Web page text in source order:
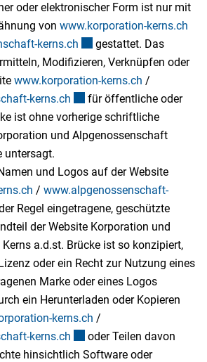
oder elektronischer Form ist nur mit
von www.korporation-kerns.ch
kerns.ch Externer Link wird in
gestattet. Das
Modifizieren, Verknüpfen oder
www.korporation-kerns.ch /
kerns.ch Externer Link wird in
für öffentliche oder
ist ohne vorherige schriftliche
und Alpgenossenschaft
untersagt.
und Logos auf der Website
/ www.alpgenossenschaft-
wird in einem neuen Fenster geöffnet.
Regel eingetragene, geschützte
der Website Korporation und
a.d.st. Brücke ist so konzipiert,
oder ein Recht zur Nutzung eines
Marke oder eines Logos
ein Herunterladen oder Kopieren
kerns.ch /
kerns.ch Externer Link wird in
oder Teilen davon
hinsichtlich Software oder